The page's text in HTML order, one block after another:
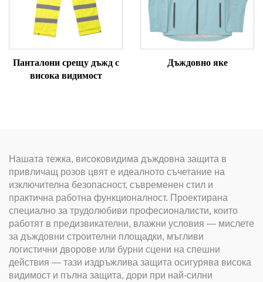
Панталони срещу дъжд с
висока видимост
Дъждовно яке
Нашата тежка, високовидима дъждовна защита в
привличащ розов цвят е идеалното съчетание на
изключителна безопасност, съвременен стил и
практична работна функционалност. Проектирана
специално за трудолюбиви професионалисти, които
работят в предизвикателни, влажни условия — мислете
за дъждовни строителни площадки, мъгливи
логистични дворове или бурни сцени на спешни
действия — тази издръжлива защита осигурява висока
видимост и пълна защита, дори при най-силни